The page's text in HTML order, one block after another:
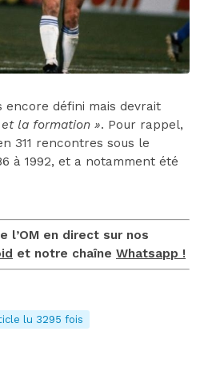
encore défini mais devrait
la formation ». Pour rappel,
311 rencontres sous le
à 1992, et a notamment été
l’OM en direct sur nos
et notre chaîne Whatsapp !
lu 3295 fois